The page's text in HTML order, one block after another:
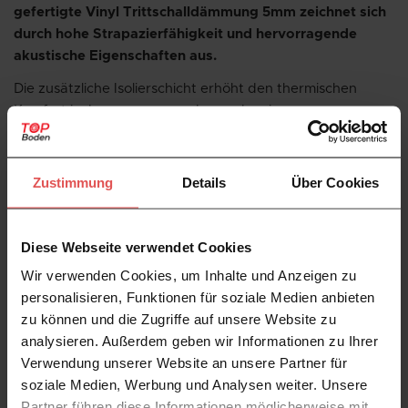
Zustimmung Details Über Cookies
Diese Webseite verwendet Cookies
Wir verwenden Cookies, um Inhalte und Anzeigen zu
personalisieren, Funktionen für soziale Medien anbieten
zu können und die Zugriffe auf unsere Website zu
analysieren. Außerdem geben wir Informationen zu Ihrer
Verwendung unserer Website an unsere Partner für
soziale Medien, Werbung und Analysen weiter. Unsere
gefertigte Vinyl Trittschalldämmung 5mm zeichnet sich
durch hohe Strapazierfähigkeit und hervorragende
akustische Eigenschaften aus.
Die zusätzliche Isolierschicht erhöht den thermischen
Komfort im Innenraum, was besonders in
Parterrewohnungen, auf unbeheizten Flächen oder in
Räumen über Kellern von großer Bedeutung ist. Die
Trittschalldämmung Laminat
5mm sorgt gleichzeitig für
ideal für verschiedenste Wohn- und Arbeitsbereiche. Die
Energieeinsparung und Geräuschkulisse sind direkt
spürbar.
Vorteile der Trittschalldämmung 5
mm